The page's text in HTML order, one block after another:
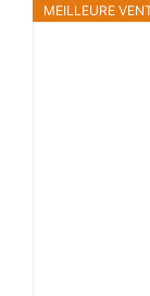
MEILLEURE